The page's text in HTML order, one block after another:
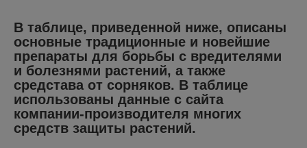
В таблице, приведенной ниже, описаны
основные традиционные и новейшие
препараты для борьбы с вредителями
и болезнями растений, а также
средстава от сорняков. В таблице
использованы данные с сайта
компании-производителя многих
средств защиты растений.